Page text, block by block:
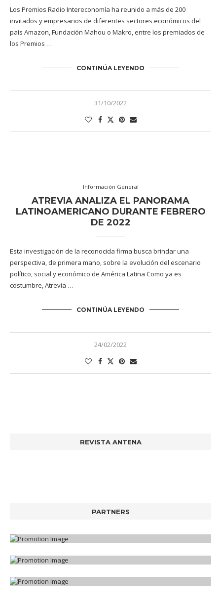
Los Premios Radio Intereconomía ha reunido a más de 200
invitados y empresarios de diferentes sectores económicos del
país Amazon, Fundación Mahou o Makro, entre los premiados de
los Premios …
CONTINÚA LEYENDO
31/10/2022
Información General
ATREVIA ANALIZA EL PANORAMA
LATINOAMERICANO DURANTE FEBRERO
DE 2022
Esta investigación de la reconocida firma busca brindar una
perspectiva, de primera mano, sobre la evolución del escenario
político, social y económico de América Latina Como ya es
costumbre, Atrevia …
CONTINÚA LEYENDO
24/02/2022
REVISTA ANTENA
PARTNERS